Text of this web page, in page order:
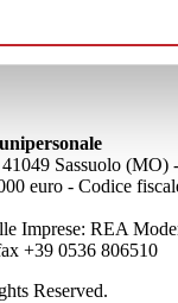
Sassuolo (MO)
euro - Codice
Imprese: REA
+39 0536 806510
Reserved.